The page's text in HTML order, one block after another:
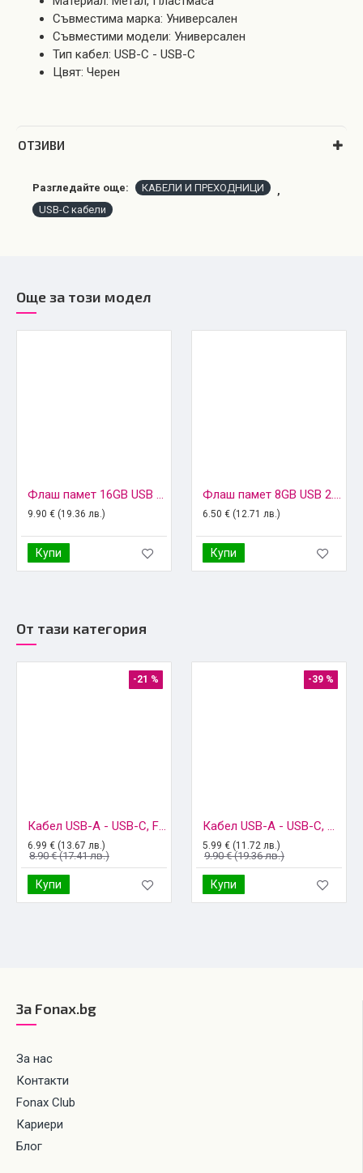
Съвместима марка: Универсален
Съвместими модели: Универсален
Тип кабел: USB-C - USB-C
Цвят: Черен
OТЗИВИ
Разгледайте още: КАБЕЛИ И ПРЕХОДНИЦИ
,
USB-C кабели
Още за този модел
Флаш памет 16GB USB 2.0, GoodRam
9.90 € (19.36 лв.)
Купи
Флаш памет 8GB USB 2.0, Imro
6.50 € (12.71 лв.)
Купи
От тази категория
-21 %
Кабел USB-A - USB-C, Forever 1м 2A в кутия, Бял
6.99 € (13.67 лв.)
8.90 € (17.41 лв.)
Купи
-39 %
Кабел USB-A - USB-C, Maxlife 1м в кутия 3A, Бял
5.99 € (11.72 лв.)
9.90 € (19.36 лв.)
Купи
За Fonax.bg
За нас
Контакти
Fonax Club
Кариери
Блог